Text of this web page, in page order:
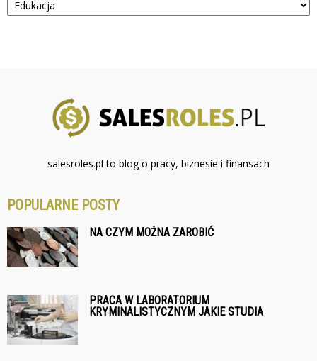
salesroles.pl to blog o pracy, biznesie i finansach
POPULARNE POSTY
NA CZYM MOŻNA ZAROBIĆ
PRACA W LABORATORIUM
KRYMINALISTYCZNYM JAKIE STUDIA